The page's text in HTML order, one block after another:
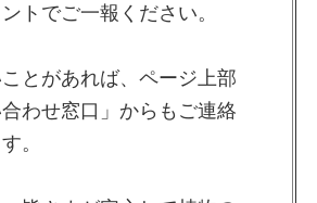
トでご一報ください。
とがあれば、ページ上部
わせ窓口」からもご連絡
。